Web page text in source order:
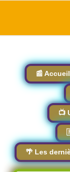
📰 Accueil
📺
🌴 Les